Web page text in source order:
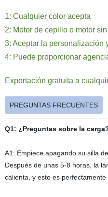
1: Cualquier color acepta
2: Motor de cepillo o motor
3: Aceptar la personalización
4: Puede proporcionar
Exportación gratuita a
PREGUNTAS FRECUENTES
Q1: ¿Preguntas sobre la
A1: Empiece apagando su silla
Después de unas 5-8 horas, la
calienta, y esto es perfectamente